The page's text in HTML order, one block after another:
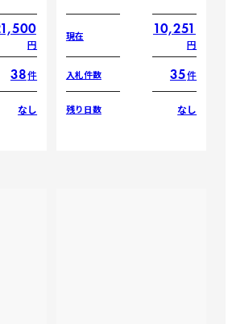
円
38件
なし
現在 10,251
円
入札件数 35件
残り日数 なし